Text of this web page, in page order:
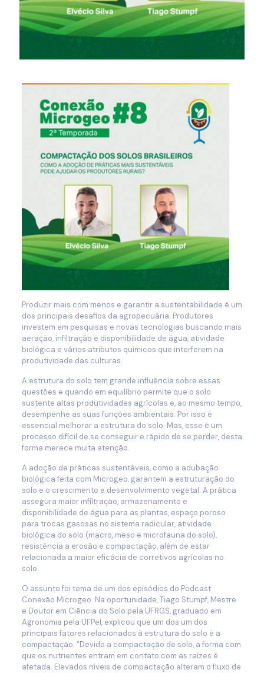
Produzir mais com menos e garantir a sustentabilidade é um
dos principais desafios da agropecuária. Produtores
investem em pesquisas e novas tecnologias buscando mais
aeração, infiltração e disponibilidade de água, atividade
biológica e vários atributos químicos que interferem na
produtividade das culturas.
A estrutura do solo tem grande influência sobre essas
questões e quando em equilíbrio permite que o solo
sustente altas produtividades agrícolas e, ao mesmo tempo,
desempenhe as suas funções ambientais. Por isso é
essencial melhorar a estrutura do solo. Mas, esse é um
processo difícil de se conseguir e rápido de se perder, desta
forma merece muita atenção.
A adoção de práticas sustentáveis, como a adubação
biológica feita com Microgeo, garantem a estruturação do
solo e o crescimento e desenvolvimento vegetal. A prática
assegura maior infiltração, armazenamento e
disponibilidade de água para as plantas, espaço poroso
para trocas gasosas no sistema radicular, atividade
biológica do solo (macro, meso e microfauna do solo),
resistência a erosão e compactação, além de estar
relacionada a maior eficácia de corretivos agrícolas no
solo.
O assunto foi tema de um dos episódios do Podcast
Conexão Microgeo. Na oportunidade, Tiago Stumpf, Mestre
e Doutor em Ciência do Solo pela UFRGS, graduado em
Agronomia pela UFPel, explicou que um dos um dos
principais fatores relacionados à estrutura do solo é a
compactação. “Devido a compactação de solo, a forma com
que os nutrientes entram em contato com as raízes é
afetada. Elevados níveis de compactação alteram o fluxo de